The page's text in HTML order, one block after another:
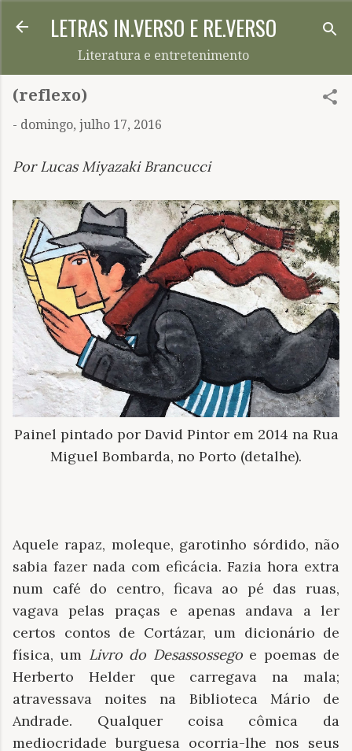
Pular para o conteúdo principal
LETRAS IN.VERSO E RE.VERSO
Literatura e entretenimento
(reflexo)
- domingo, julho 17, 2016
PorLucas Miyazaki Brancucci
Painel pintado por David Pintor em 2014 na Rua
Miguel Bombarda, no Porto (detalhe).
Aquele rapaz, moleque, garotinho sórdido, não
sabia fazer nada com eficácia. Fazia hora extra
num café do centro, ficava ao pé das ruas,
vagava pelas praças e apenas andava a ler
certos contos de Cortázar, um dicionário de
física, um Livro do Desassossegoe poemas de
Herberto Helder que carregava na mala;
atravessava noites na Biblioteca Mário de
Andrade. Qualquer coisa cômica da
mediocridade burguesa ocorria-lhe nos seus